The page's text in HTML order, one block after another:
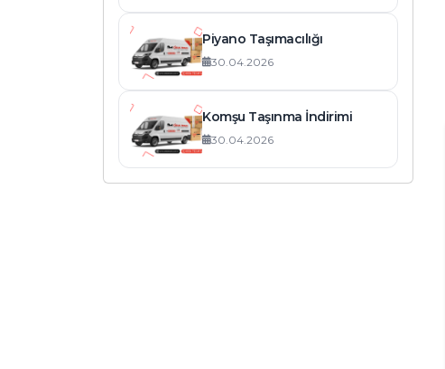
Piyano Taşımacılığı
30.04.2026
Komşu Taşınma İndirimi
30.04.2026